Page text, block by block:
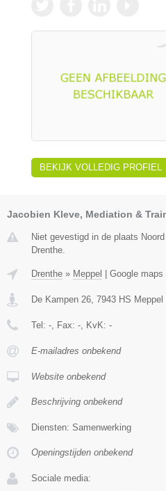
BEKIJK VOLLEDIG PROFIEL
Jacobien Kleve, Mediation &
Niet gevestigd in de plaats
Drenthe.
Drenthe » Meppel | Google maps
De Kampen 26 7943 HS Meppel
Tel: - , Fax: - , KvK: -
E-mailadres onbekend
Website onbekend
Beschrijving onbekend
Diensten: Samenwerking
Openingstijden onbekend
Sociale media: